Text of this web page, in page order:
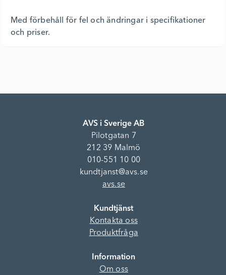
Med förbehåll för fel och ändringar i specifikationer
och priser.
AVS i Sverige AB
Pilotgatan 7
212 39 Malmö
010-551 10 00
kundtjanst@avs.se
avs.se
Kundtjänst
Kontakta oss
Produktfråga
Information
Om oss